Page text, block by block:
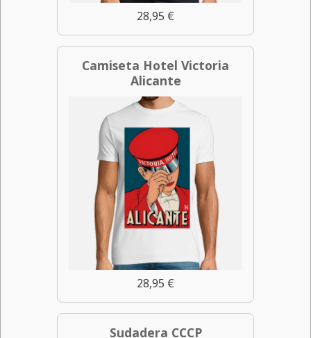
28,95 €
Camiseta Hotel Victoria
Alicante
28,95 €
Sudadera CCCP